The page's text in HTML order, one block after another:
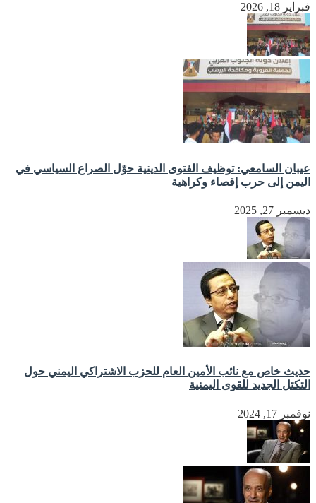
فبراير 18, 2026
عيبان السامعي: توظيف الفتوى الدينية حوّل الصراع السياسي في
اليمن إلى حرب إقصاء وكراهية
ديسمبر 27, 2025
حديث خاص مع نائب الأمين العام للحزب الاشتراكي اليمني حول
التكتل الجديد للقوى اليمنية
نوفمبر 17, 2024